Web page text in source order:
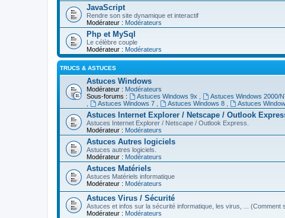
JavaScript
Rendre son site dynamique et interactif
Modérateur : Modérateurs
Php et MySql
Le célèbre couple
Modérateur : Modérateurs
TRUCS & ASTUCES
Astuces Windows
Modérateur : Modérateurs
Sous-forums :
Astuces Windows 9x Astuces Windows 2000/
Astuces Windows 7 Astuces Windows 8 Astuces
Astuces Internet Explorer / Netscape / Outlook
Astuces Internet Explorer / Netscape / Outlook Express.
Modérateur : Modérateurs
Astuces Autres logiciels
Astuces autres logiciels.
Modérateur : Modérateurs
Astuces Matériels
Astuces Matériels informatique
Modérateur : Modérateurs
Astuces Virus / Sécurité
Astuces et infos sur la sécurité informatique, les virus, ...
Modérateur : Modérateurs